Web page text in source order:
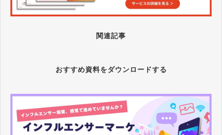
関連記事
おすすめ資料をダウンロードする